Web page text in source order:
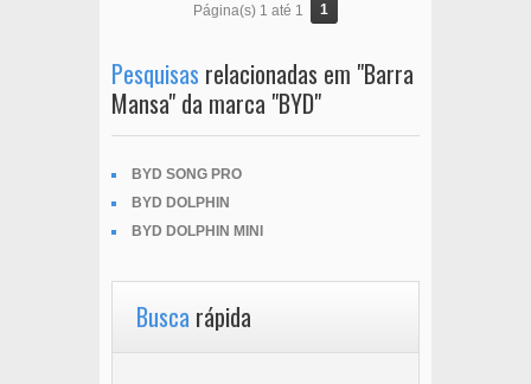
Página(s) 1 até 1 1
Pesquisas relacionadas em "Barra
Mansa" da marca "BYD"
BYD SONG PRO
BYD DOLPHIN
BYD DOLPHIN MINI
Busca rápida